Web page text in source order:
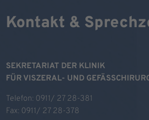
Kontakt &
SEKRETARIAT DER KLINIK
FÜR VISZERAL- UND
Telefon: 0911/ 27 28-381
Fax: 0911/ 27 28-378